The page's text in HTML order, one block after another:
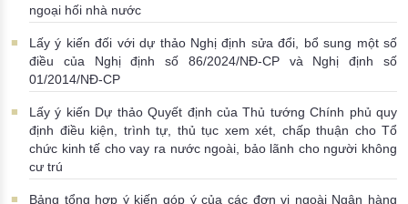
ngoại hối nhà nước
Lấy ý kiến đối với dự thảo Nghị định sửa đổi, bổ sung một số
điều của Nghị định số 86/2024/NĐ-CP và Nghị định số
01/2014/NĐ-CP
Lấy ý kiến Dự thảo Quyết định của Thủ tướng Chính phủ quy
định điều kiện, trình tự, thủ tục xem xét, chấp thuận cho Tổ
chức kinh tế cho vay ra nước ngoài, bảo lãnh cho người không
cư trú
Bảng tổng hợp ý kiến góp ý của các đơn vị ngoài Ngân hàng